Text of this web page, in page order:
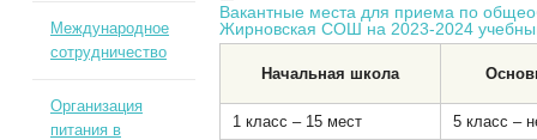
Вакантные места для приема по
Жирновская СОШ на 2023-2024
Начальная школа
1 класс – 15 мест
5 класс –
Международное
сотрудничество
Организация
питания в